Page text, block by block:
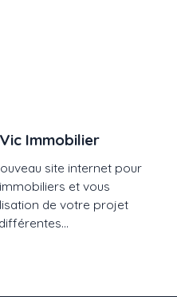
Immobilier
site internet pour
et vous
de votre projet